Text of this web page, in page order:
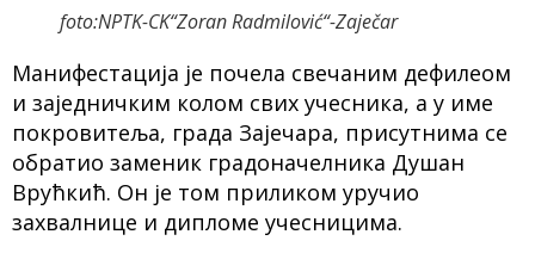
foto:NPTK-CK“Zoran Radmilović“-Zaječar
Манифестација је почела свечаним дефилеом
и заједничким колом свих учесника, а у име
покровитеља, града Зајечара, присутнима се
обратио заменик градоначелника Душан
Врућкић. Он је том приликом уручио
захвалнице и дипломе учесницима.